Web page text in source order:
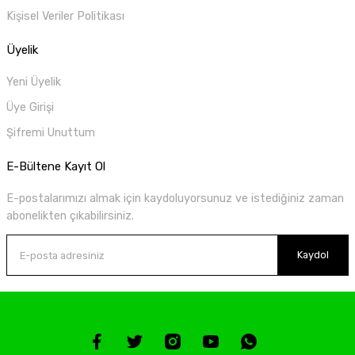
Kişisel Veriler Politikası
Üyelik
Yeni Üyelik
Üye Girişi
Şifremi Unuttum
E-Bültene Kayıt Ol
E-postalarımızı almak için kaydoluyorsunuz ve istediğiniz zaman
abonelikten çıkabilirsiniz.
Kaydol